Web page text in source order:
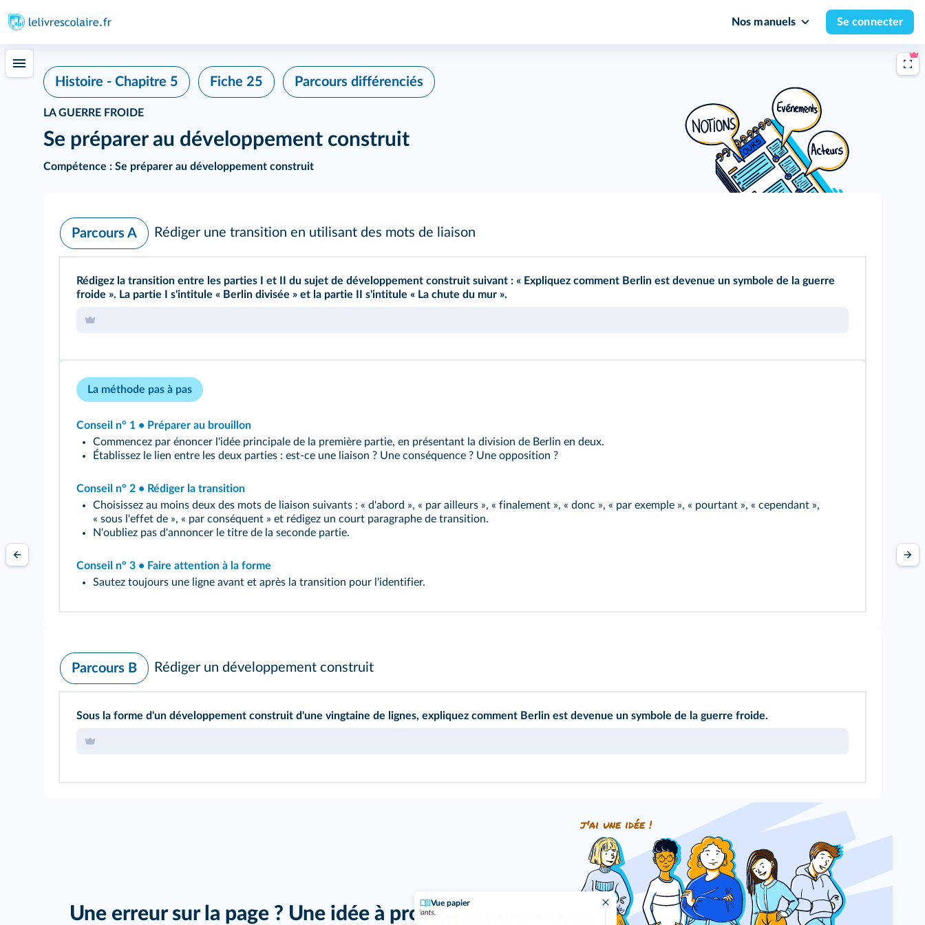
Nos manuels Se connecter
Vue papier
Histoire - Chapitre 5 Fiche 25 Parcours différenciés
LA GUERRE FROIDE
Se préparer au développement construit
Compétence : Se préparer au développement construit
Parcours A Rédiger une transition en utilisant des mots de liaison
Rédigez la transition entre les parties I et II du sujet de développement construit suivant : « Expliquez comment Berlin est devenue un symbole de la guerre
froide ». La partie I s'intitule « Berlin divisée » et la partie II s'intitule « La chute du mur ».
La méthode pas à pas
Conseil n° 1 • Préparer au brouillon
Commencez par énoncer l'idée principale de la première partie, en présentant la division de Berlin en deux.
Établissez le lien entre les deux parties : est‑ce une liaison ? Une conséquence ? Une opposition ?
Conseil n° 2 • Rédiger la transition
Choisissez au moins deux des mots de liaison suivants : « d'abord », « par ailleurs », « finalement », « donc », « par exemple », « pourtant », « cependant »,
« sous l'effet de », « par conséquent » et rédigez un court paragraphe de transition.
N'oubliez pas d'annoncer le titre de la seconde partie.
Conseil n° 3 • Faire attention à la forme
Sautez toujours une ligne avant et après la transition pour l'identifier.
Parcours B Rédiger un développement construit
Sous la forme d'un développement construit d'une vingtaine de lignes, expliquez comment Berlin est devenue un symbole de la guerre froide.
Une erreur sur la page ? Une idée à proposer ?
j'ai une idée !